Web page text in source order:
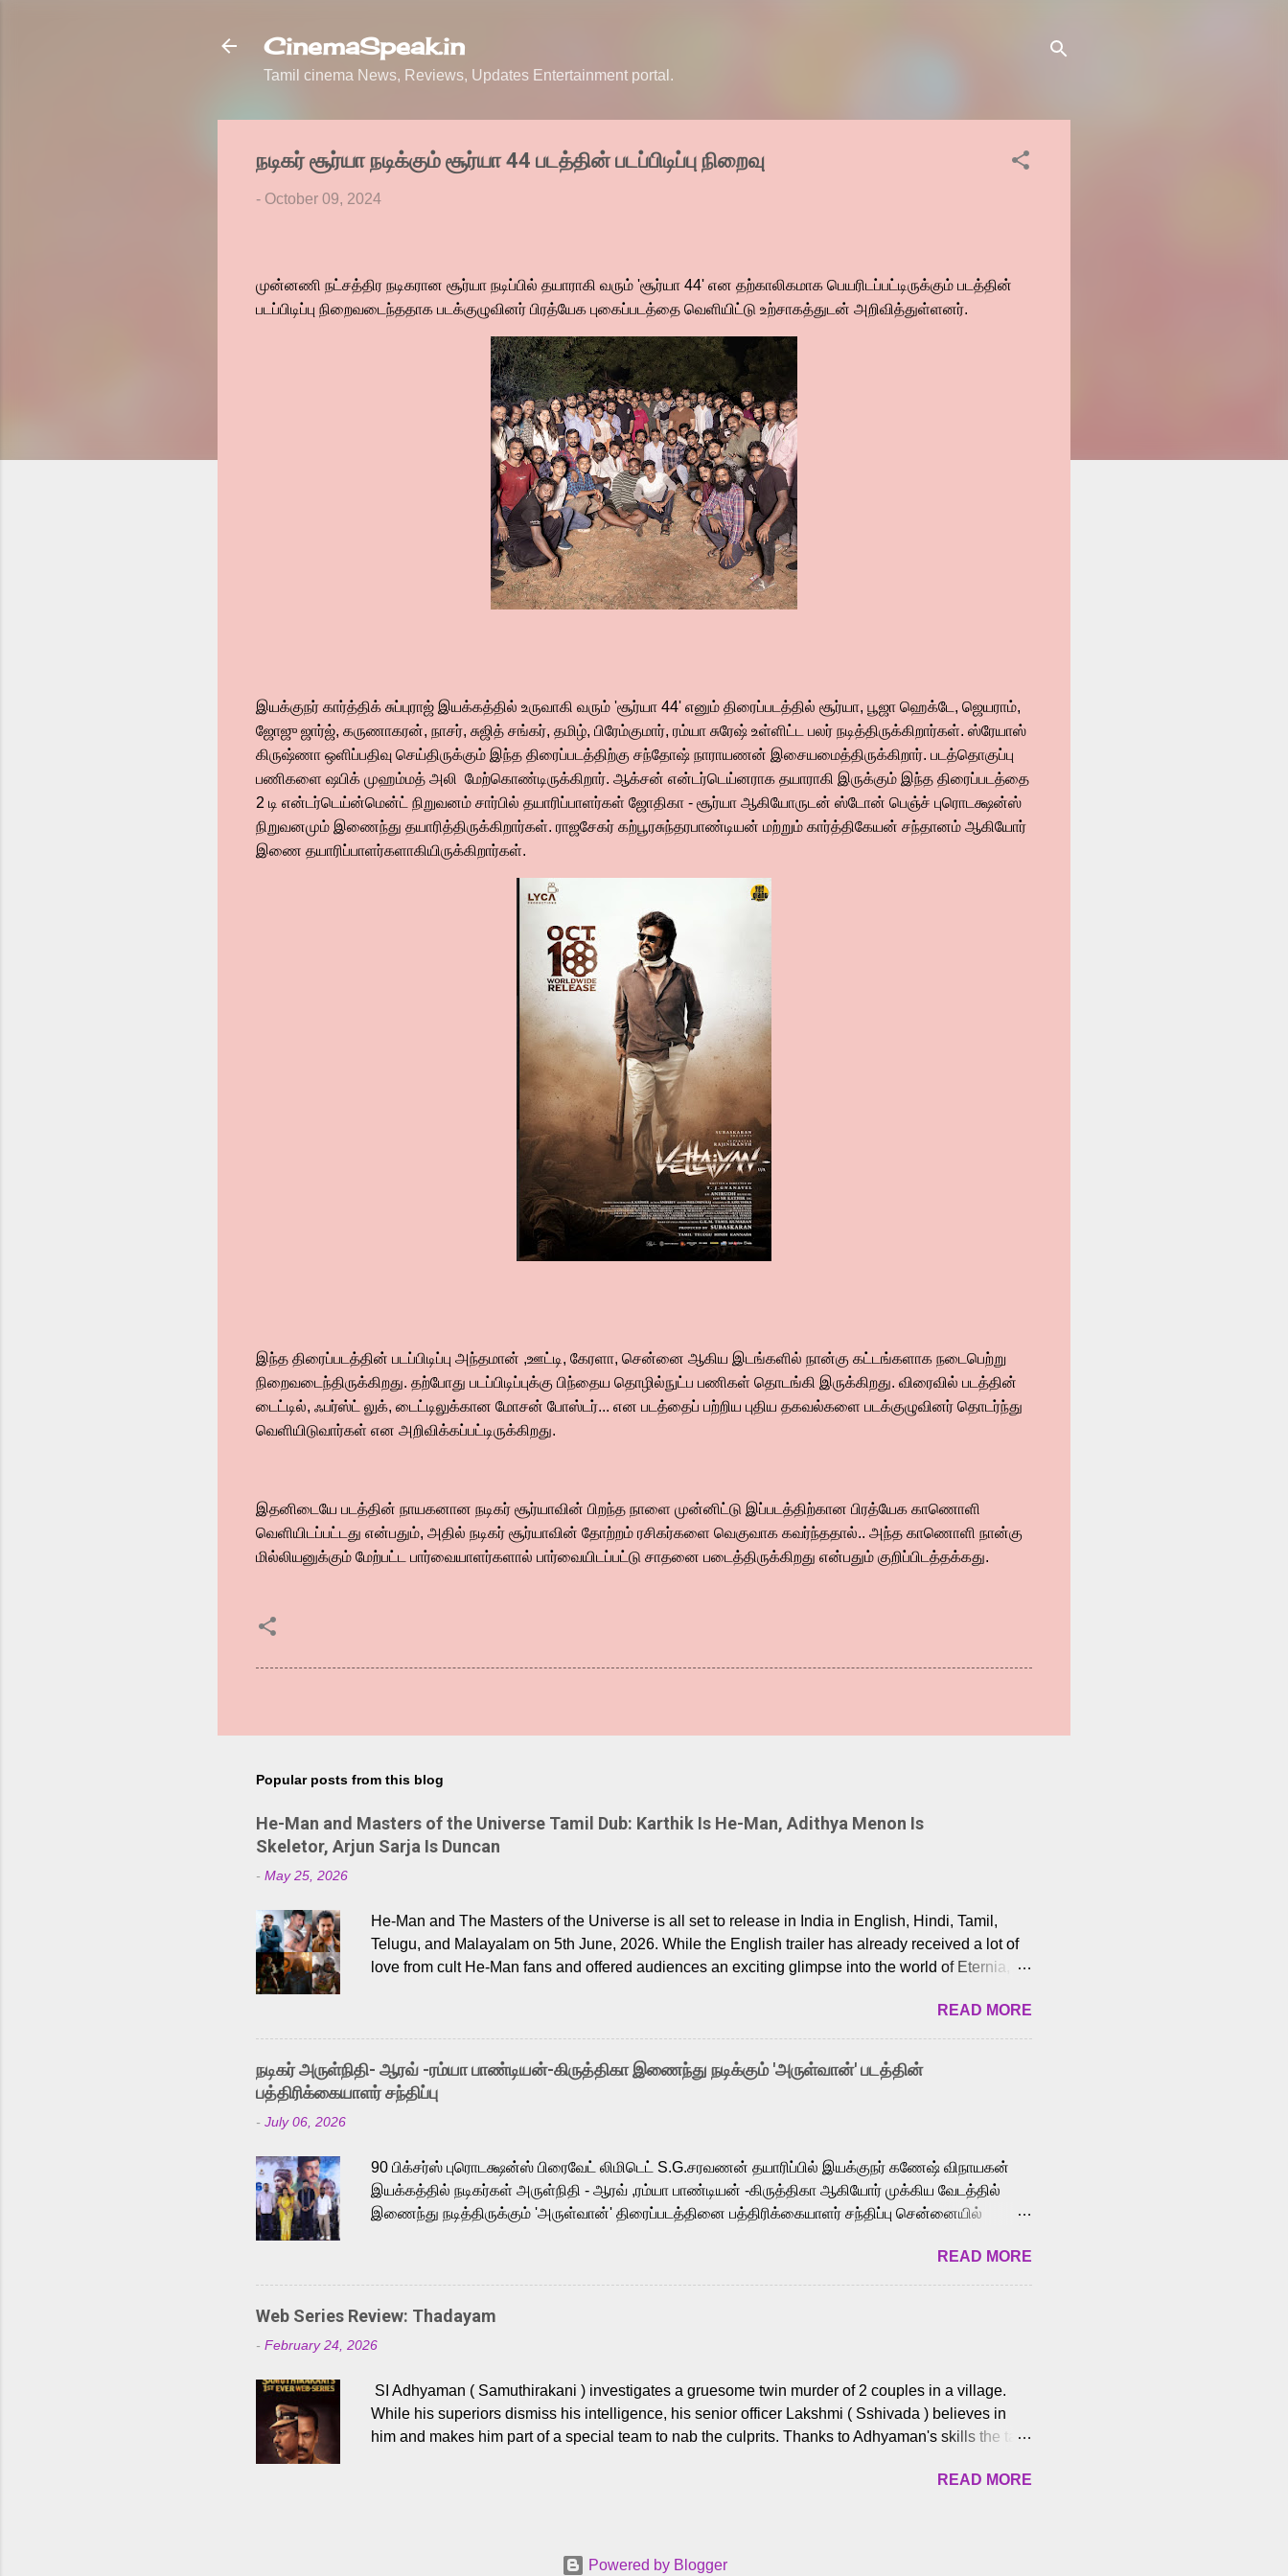
CinemaSpeak.in
Tamil cinema News, Reviews, Updates Entertainment portal.
நடிகர் சூர்யா நடிக்கும் சூர்யா 44 படத்தின் படப்பிடிப்பு நிறைவு
- October 09, 2024
முன்னணி நட்சத்திர நடிகரான சூர்யா நடிப்பில் தயாராகி வரும் 'சூர்யா 44' என தற்காலிகமாக பெயரிடப்பட்டிருக்கும் படத்தின்
படப்பிடிப்பு நிறைவடைந்ததாக படக்குழுவினர் பிரத்யேக புகைப்படத்தை வெளியிட்டு உற்சாகத்துடன் அறிவித்துள்ளனர்.
இயக்குநர் கார்த்திக் சுப்புராஜ் இயக்கத்தில் உருவாகி வரும் 'சூர்யா 44' எனும் திரைப்படத்தில் சூர்யா, பூஜா ஹெக்டே, ஜெயராம்,
ஜோஜு ஜார்ஜ், கருணாகரன், நாசர், சுஜித் சங்கர், தமிழ், பிரேம்குமார், ரம்யா சுரேஷ் உள்ளிட்ட பலர் நடித்திருக்கிறார்கள். ஸ்ரேயாஸ்
கிருஷ்ணா ஒளிப்பதிவு செய்திருக்கும் இந்த திரைப்படத்திற்கு சந்தோஷ் நாராயணன் இசையமைத்திருக்கிறார். படத்தொகுப்பு
பணிகளை ஷபிக் முஹம்மத் அலி மேற்கொண்டிருக்கிறார். ஆக்சன் என்டர்டெய்னராக தயாராகி இருக்கும் இந்த திரைப்படத்தை
2 டி என்டர்டெய்ன்மென்ட் நிறுவனம் சார்பில் தயாரிப்பாளர்கள் ஜோதிகா - சூர்யா ஆகியோருடன் ஸ்டோன் பெஞ்ச் புரொடக்ஷன்ஸ்
நிறுவனமும் இணைந்து தயாரித்திருக்கிறார்கள். ராஜசேகர் கற்பூரசுந்தரபாண்டியன் மற்றும் கார்த்திகேயன் சந்தானம் ஆகியோர்
இணை தயாரிப்பாளர்களாகியிருக்கிறார்கள்.
இந்த திரைப்படத்தின் படப்பிடிப்பு அந்தமான் ,ஊட்டி, கேரளா, சென்னை ஆகிய இடங்களில் நான்கு கட்டங்களாக நடைபெற்று
நிறைவடைந்திருக்கிறது. தற்போது படப்பிடிப்புக்கு பிந்தைய தொழில்நுட்ப பணிகள் தொடங்கி இருக்கிறது. விரைவில் படத்தின்
டைட்டில், ஃபர்ஸ்ட் லுக், டைட்டிலுக்கான மோசன் போஸ்டர்... என படத்தைப் பற்றிய புதிய தகவல்களை படக்குழுவினர் தொடர்ந்து
வெளியிடுவார்கள் என அறிவிக்கப்பட்டிருக்கிறது.
இதனிடையே படத்தின் நாயகனான நடிகர் சூர்யாவின் பிறந்த நாளை முன்னிட்டு இப்படத்திற்கான பிரத்யேக காணொளி
வெளியிடப்பட்டது என்பதும், அதில் நடிகர் சூர்யாவின் தோற்றம் ரசிகர்களை வெகுவாக கவர்ந்ததால்.. அந்த காணொளி நான்கு
மில்லியனுக்கும் மேற்பட்ட பார்வையாளர்களால் பார்வையிடப்பட்டு சாதனை படைத்திருக்கிறது என்பதும் குறிப்பிடத்தக்கது.‌
Popular posts from this blog
He-Man and Masters of the Universe Tamil Dub: Karthik Is He-Man, Adithya Menon Is
Skeletor, Arjun Sarja Is Duncan
- May 25, 2026
He-Man and The Masters of the Universe is all set to release in India in English, Hindi, Tamil,
Telugu, and Malayalam on 5th June, 2026. While the English trailer has already received a lot of
love from cult He-Man fans and offered audiences an exciting glimpse into the world of Eternia,
Adding to the growing buzz is the film’s powerful Tamil voice cast led by celebrated playback
singer Karthik, who lends his voice to the iconic superhero He-Man. Known for memorable songs
like “Behene De” from Raavan, “Oru Maalai” from Ghajini, and “Mun Andhi” from 7 Aum Arivu,
Karthik is loved for his versatile voice and strong command over multiple languages, making him
a strong fit for the legendary character. Adithya Menon, known for portraying memorable
READ MORE
நடிகர் அருள்நிதி- ஆரவ் -ரம்யா பாண்டியன்-கிருத்திகா இணைந்து நடிக்கும் 'அருள்வான்' படத்தின்
பத்திரிக்கையாளர் சந்திப்பு
- July 06, 2026
90 பிக்சர்ஸ் புரொடக்ஷன்ஸ் பிரைவேட் லிமிடெட் S.G.சரவணன் தயாரிப்பில் இயக்குநர் கணேஷ் விநாயகன்
இயக்கத்தில் நடிகர்கள் அருள்நிதி - ஆரவ் ,ரம்யா பாண்டியன் -கிருத்திகா ஆகியோர் முக்கிய வேடத்தில்
இணைந்து நடித்திருக்கும் 'அருள்வான்' திரைப்படத்தினை பத்திரிக்கையாளர் சந்திப்பு சென்னையில்
அருள்நிதி, ஆரவ், காளி வெங்கட், ரம்யா பாண்டியன், வி டி வி கணேஷ் , ஜான் விஜய், பேபி கிருத்திகா,
'பருத்திவீரன்' சரவணன், ஹரிஷ் உத்தமன் உள்ளிட்ட பலர் நடித்திருக்கிறார்கள். எம். சுகுமார் ஒளிப்பதிவு
செய்திருக்கும் இந்த திரைப்படத்திற்கு ஜீ. வி. பிரகாஷ் குமார் இசையமைத்திருக்கிறார். லால்குடி
இளையராஜா கலை இயக்கத்தை கவனிக்க.. லாரன்ஸ் கிஷோர் படத் தொகுப்பு பணிகளை
மேற்கொண்டிருக்கிறார். கல்வியின் அவசியத்தை வலியுறுத்தி தயாராகி இருக்கும் இந்தத் திரைப்படத்தை 90
இப்படத்தை சக்தி பிலிம் ஃபேக்டரி நிறுவனம் சார்பில் சக்திவேலன் வழங...
READ MORE
Web Series Review: Thadayam
- February 24, 2026
SI Adhyaman ( Samuthirakani ) investigates a gruesome twin murder of 2 couples in a village.
While his superiors dismiss his intelligence, his senior officer Lakshmi ( Sshivada ) believes in
him and makes him part of a special team to nab the culprits. Thanks to Adhyaman's skills the task
begin to dig deeper, several layers emerge which link the case to events dating back to 1995.
READ MORE
Powered by Blogger